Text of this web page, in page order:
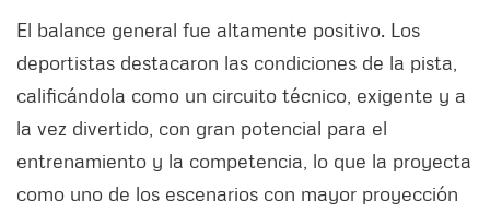
El balance general fue altamente positivo. Los
deportistas destacaron las condiciones de la pista,
calificándola como un circuito técnico, exigente y a
la vez divertido, con gran potencial para el
entrenamiento y la competencia, lo que la proyecta
como uno de los escenarios con mayor proyección